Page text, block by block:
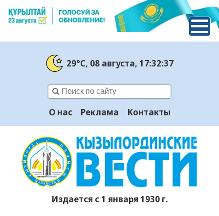
29°C, 08 августа, 17:32:37
О нас Реклама Контакты
Издается с 1 января 1930 г.